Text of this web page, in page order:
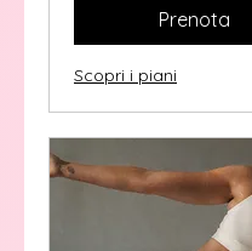
Prenota
Scopri i piani